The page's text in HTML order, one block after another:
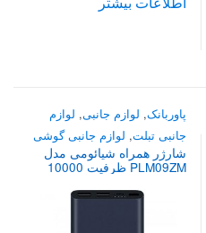
پاوربانک, لوازم جانبی, لوازم
جانبی تبلت, لوازم جانبی گوشی
شارژر همراه شیائومی مدل
PLM09ZM ظرفیت 10000